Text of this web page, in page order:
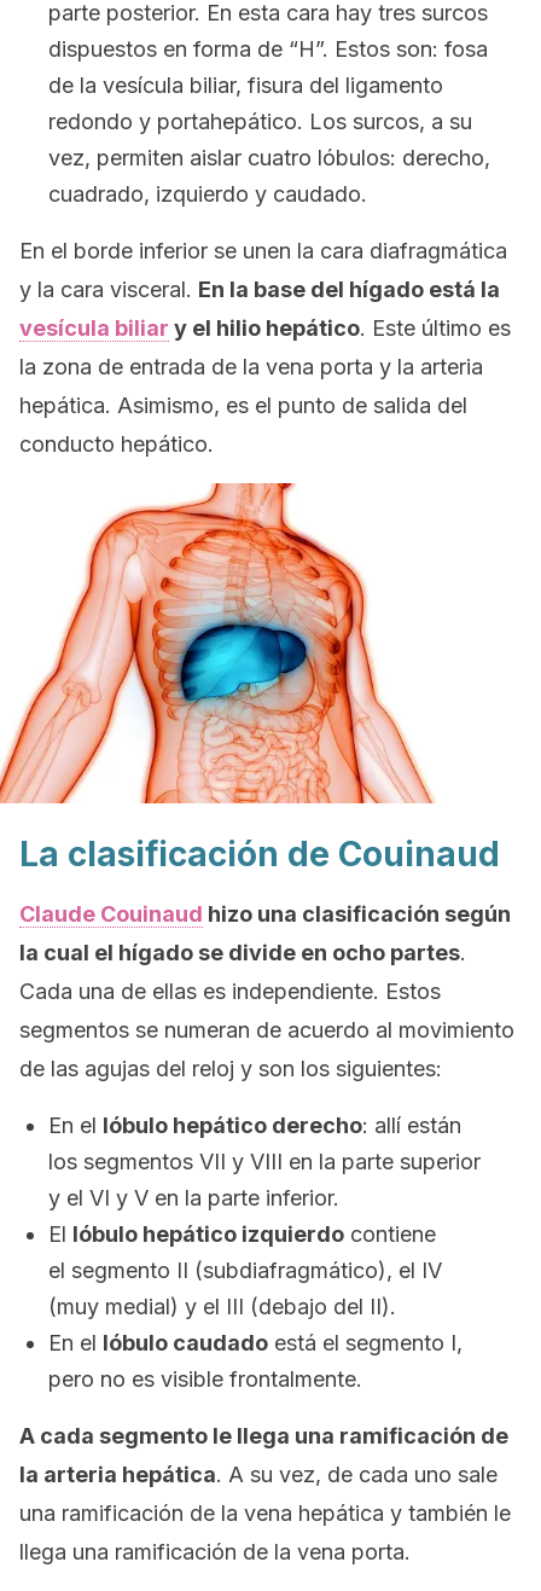
parte posterior. En esta cara hay tres surcos
dispuestos en forma de “H”. Estos son: fosa
de la vesícula biliar, fisura del ligamento
redondo y portahepático. Los surcos, a su
vez, permiten aislar cuatro lóbulos: derecho,
cuadrado, izquierdo y caudado.
En el borde inferior se unen la cara diafragmática
y la cara visceral. En la base del hígado está la
vesícula biliar y el hilio hepático. Este último es
la zona de entrada de la vena porta y la arteria
hepática. Asimismo, es el punto de salida del
conducto hepático.
La clasificación de Couinaud
Claude Couinaud hizo una clasificación según
la cual el hígado se divide en ocho partes.
Cada una de ellas es independiente. Estos
segmentos se numeran de acuerdo al movimiento
de las agujas del reloj y son los siguientes:
En el lóbulo hepático derecho: allí están
los segmentos VII y VIII en la parte superior
y el VI y V en la parte inferior.
El lóbulo hepático izquierdo contiene
el segmento II (subdiafragmático), el IV
(muy medial) y el III (debajo del II).
En el lóbulo caudado está el segmento I,
pero no es visible frontalmente.
A cada segmento le llega una ramificación de
la arteria hepática. A su vez, de cada uno sale
una ramificación de la vena hepática y también le
llega una ramificación de la vena porta.